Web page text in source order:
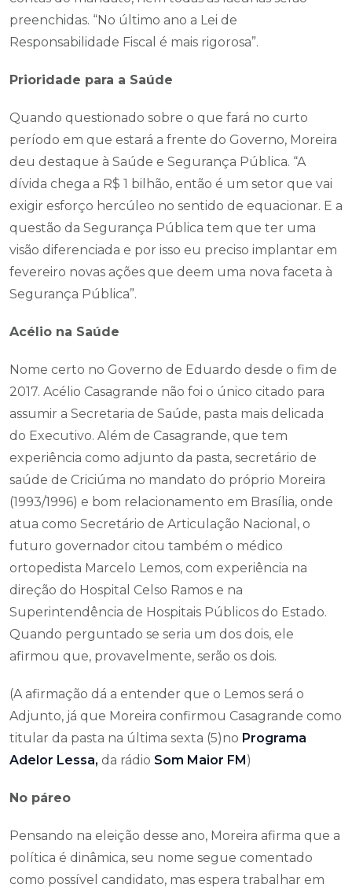
preenchidas. “No último ano a Lei de
Responsabilidade Fiscal é mais rigorosa”.
Prioridade para a Saúde
Quando questionado sobre o que fará no curto
período em que estará a frente do Governo, Moreira
deu destaque à Saúde e Segurança Pública. “A
dívida chega a R$ 1 bilhão, então é um setor que vai
exigir esforço hercúleo no sentido de equacionar. E a
questão da Segurança Pública tem que ter uma
visão diferenciada e por isso eu preciso implantar em
fevereiro novas ações que deem uma nova faceta à
Segurança Pública”.
Acélio na Saúde
Nome certo no Governo de Eduardo desde o fim de
2017. Acélio Casagrande não foi o único citado para
assumir a Secretaria de Saúde, pasta mais delicada
do Executivo. Além de Casagrande, que tem
experiência como adjunto da pasta, secretário de
saúde de Criciúma no mandato do próprio Moreira
(1993/1996) e bom relacionamento em Brasília, onde
atua como Secretário de Articulação Nacional, o
futuro governador citou também o médico
ortopedista Marcelo Lemos, com experiência na
direção do Hospital Celso Ramos e na
Superintendência de Hospitais Públicos do Estado.
Quando perguntado se seria um dos dois, ele
afirmou que, provavelmente, serão os dois.
(A afirmação dá a entender que o Lemos será o
Adjunto, já que Moreira confirmou Casagrande como
titular da pasta na última sexta (5)no Programa
Adelor Lessa, da rádio Som Maior FM)
No páreo
Pensando na eleição desse ano, Moreira afirma que a
política é dinâmica, seu nome segue comentado
como possível candidato, mas espera trabalhar em